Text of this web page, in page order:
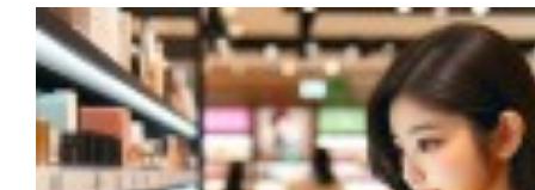
“VPNまたはプロキシを使用しているようです(VPN 또는 프록시를
사용하고 있는 것 같습니다)”라는 오류가 표시될 수 있습니다.
이 메시지가 나타났나요? 당황하지 말고 VPN을 끈 뒤 다시 연결해 주세
제 경험에 따르면, VPN을 이용해 한국판 넷플릭스를 시청하면 약 1시간
정도 지나 이 오류 메시지가 나타나지만, 놀라거나 당황할 일 없이 VPN
한 번 끈 뒤 다시 연결하면 계속해서 한국판 넷플릭스를 이용할 수 있습
또한, 일본어 자막이 필요하신 분들은 한국판 넷플릭스의 한국 드라마는
일본어 자막이 없을 수도 있습니다.
벽은예약과 시술 중 소통입니다. 저도 번역앱을 붙들고 진땀을 뺐던 기
있는데요. 요즘은한국어로 원하는 스타일만 보내면 일본 미용실에 일본
예약·통역을 대신 해주는 서비스도 생겼습니다. (인스타 @beautia.japan )
일본어가 0이어도 검증된 미용실에서 원하는 머리를 받을 수 있어, 저처
미용실을 미뤄온 분이라면 한 번 알아두시면 좋을 것 같습니다. - 마무
일본 미용실, 종류와 예약 방법만 알면 생각보다 어렵지 않습니다.
핫페퍼뷰티로 예약해보거나, 일본어가 부담되면 한국어 예약 대행을
활용하는 것도 방법입니다. 엔저인 지금, 미뤄왔던 머리·네일을 일본에서
십년이상 쓰는 가전으로 실내기와 실외기 2대로 구성되어 있고
설치공사비가 별도로 들기 때문에 가장 작은 6조짜리라 하더라도 신품은
10만원이 훌쩍 넘는 것이 보통입니다. 2년 연속 에어컨을 사본 경험을
토대로 일본에서 에어컨 가장 저렴하게 구매하는 법, 에어컨 청소하는 법
팁과 추천 사이트를 소개해드리겠습니다. -에어컨 저렴하게 구매하기
※일본 최대 중고에어컨 사이트에서도 5년지난 중고가 7만엔에 배송료
5500엔, 표준공사 2만엔으로 총 10만엔에 가까운 가격이 됩니다. 제가
작년에는 중고 에어컨 전문 사이트에서 구매했는데 성수기가 되면 가격